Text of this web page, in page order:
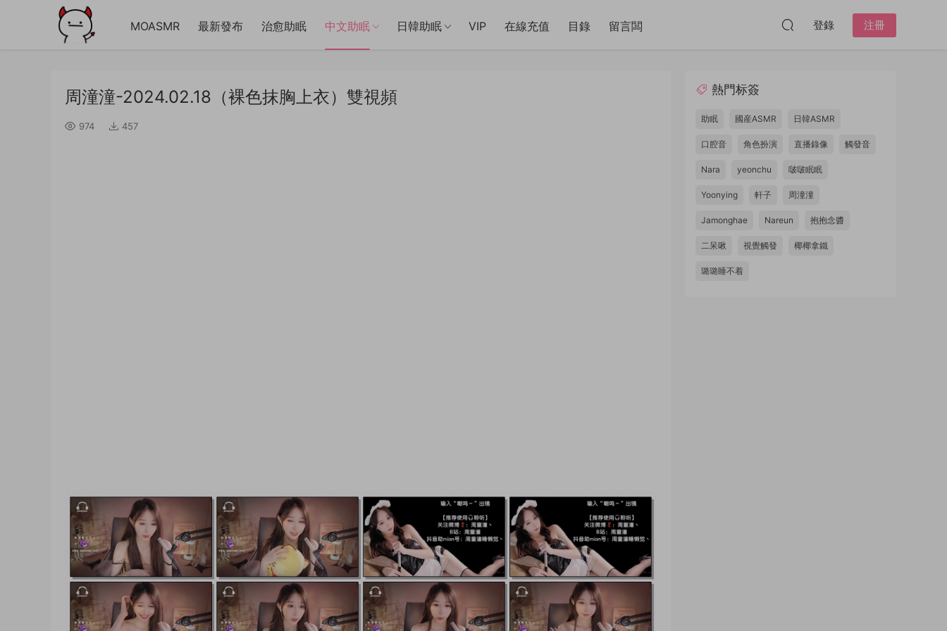
MOASMR 最新發布 治愈助眠 中文助眠 日韓助眠 VIP 在線充值 目錄 留言闆 登錄 注冊
周潼潼-2024.02.18（裸色抹胸上衣）雙視頻
974 457
熱門标簽
助眠 國産ASMR 日韓ASMR
口腔音 角色扮演 直播錄像 觸發音
Nara yeonchu 啵啵眠眠
Yoonying 軒子 周潼潼
Jamonghae Nareun 抱抱念醬
二呆啾 視覺觸發 椰椰拿鐵
璐璐睡不着